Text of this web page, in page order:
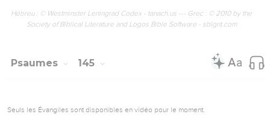
Hébreu : © Westminster Leningrad Codex - tanach.us --- Grec : © 2010 by the
Society of Biblical Literature and Logos Bible Software - sblgnt.com
Psaumes 145
Seuls les Évangiles sont disponibles en vidéo pour le moment.